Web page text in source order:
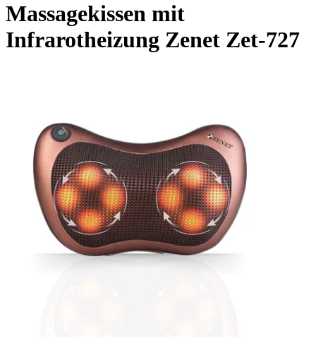
Massagekissen mit
Infrarotheizung Zenet Zet-727